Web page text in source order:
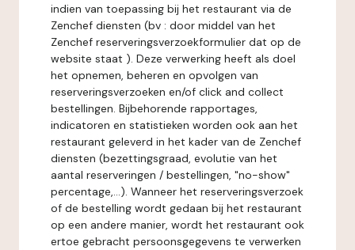
indien van toepassing bij het restaurant via de
Zenchef diensten (bv : door middel van het
Zenchef reserveringsverzoekformulier dat op de
website staat ). Deze verwerking heeft als doel
het opnemen, beheren en opvolgen van
reserveringsverzoeken en/of click and collect
bestellingen. Bijbehorende rapportages,
indicatoren en statistieken worden ook aan het
restaurant geleverd in het kader van de Zenchef
diensten (bezettingsgraad, evolutie van het
aantal reserveringen / bestellingen, "no-show"
percentage,...). Wanneer het reserveringsverzoek
of de bestelling wordt gedaan bij het restaurant
op een andere manier, wordt het restaurant ook
ertoe gebracht persoonsgegevens te verwerken